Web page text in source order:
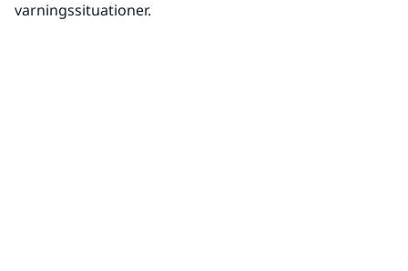
varningssituationer.